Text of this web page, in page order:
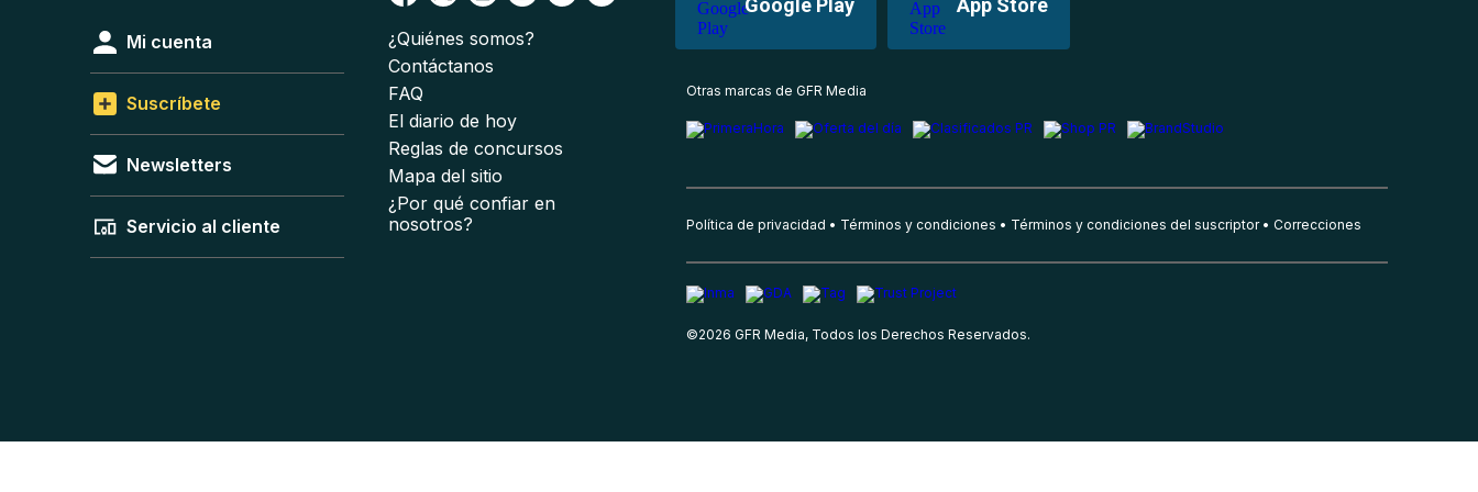
Google Play App Store
Mi cuenta
Suscríbete
Newsletters
Servicio al cliente
¿Quiénes somos?
Contáctanos
FAQ
El diario de hoy
Reglas de concursos
Mapa del sitio
¿Por qué confiar en
nosotros?
Otras marcas de GFR Media
Política de privacidad Términos y condiciones Términos y condiciones del suscriptor Correcciones
©2026 GFR Media, Todos los Derechos Reservados.